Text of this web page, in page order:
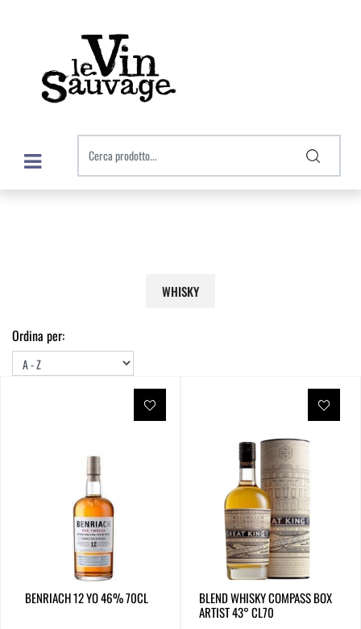
Open menu
WHISKY
Ordina per:
BENRIACH 12 YO 46% 70CL
BLEND WHISKY COMPASS BOX
ARTIST 43° CL70